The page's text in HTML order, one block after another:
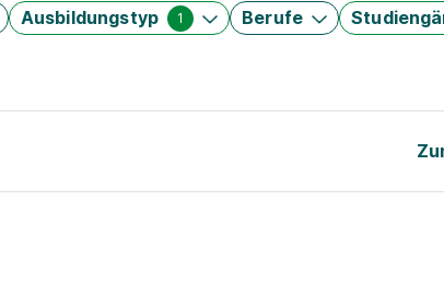
Ausbildungstyp 1 Berufe